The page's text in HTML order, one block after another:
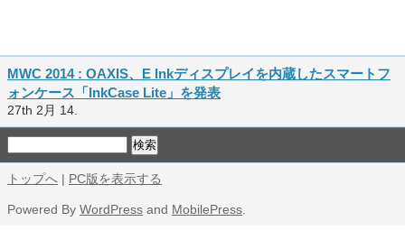
MWC 2014 : OAXIS、E Inkディスプレイを内蔵したスマートフ
ォンケース「InkCase Lite」を発表
27th 2月 14.
トップへ | PC版を表示する
Powered By WordPress and MobilePress